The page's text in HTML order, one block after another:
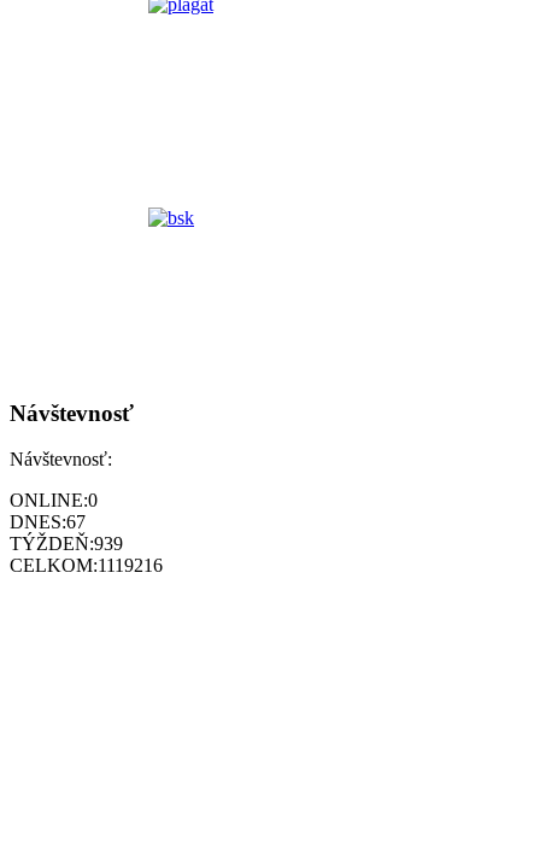
Návštevnosť
Návštevnosť:
ONLINE:0
DNES:67
TÝŽDEŇ:939
CELKOM:1119216